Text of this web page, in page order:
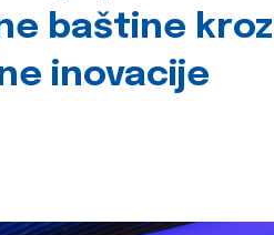
baštine kroz
inovacije